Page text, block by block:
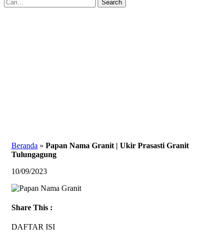
Search
Beranda » Papan Nama Granit | Ukir Prasasti Granit
Tulungagung
10/09/2023
Share This :
DAFTAR ISI